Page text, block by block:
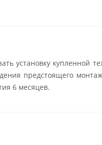
установку купленной
предстоящего
6 месяцев.